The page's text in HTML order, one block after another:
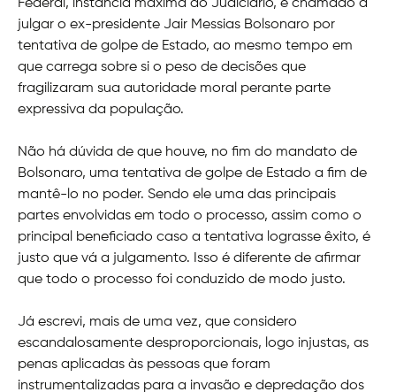
Federal, instância máxima do Judiciário, é chamado a
julgar o ex-presidente Jair Messias Bolsonaro por
tentativa de golpe de Estado, ao mesmo tempo em
que carrega sobre si o peso de decisões que
fragilizaram sua autoridade moral perante parte
expressiva da população.
Não há dúvida de que houve, no fim do mandato de
Bolsonaro, uma tentativa de golpe de Estado a fim de
mantê-lo no poder. Sendo ele uma das principais
partes envolvidas em todo o processo, assim como o
principal beneficiado caso a tentativa lograsse êxito, é
justo que vá a julgamento. Isso é diferente de afirmar
que todo o processo foi conduzido de modo justo.
Já escrevi, mais de uma vez, que considero
escandalosamente desproporcionais, logo injustas, as
penas aplicadas às pessoas que foram
instrumentalizadas para a invasão e depredação dos